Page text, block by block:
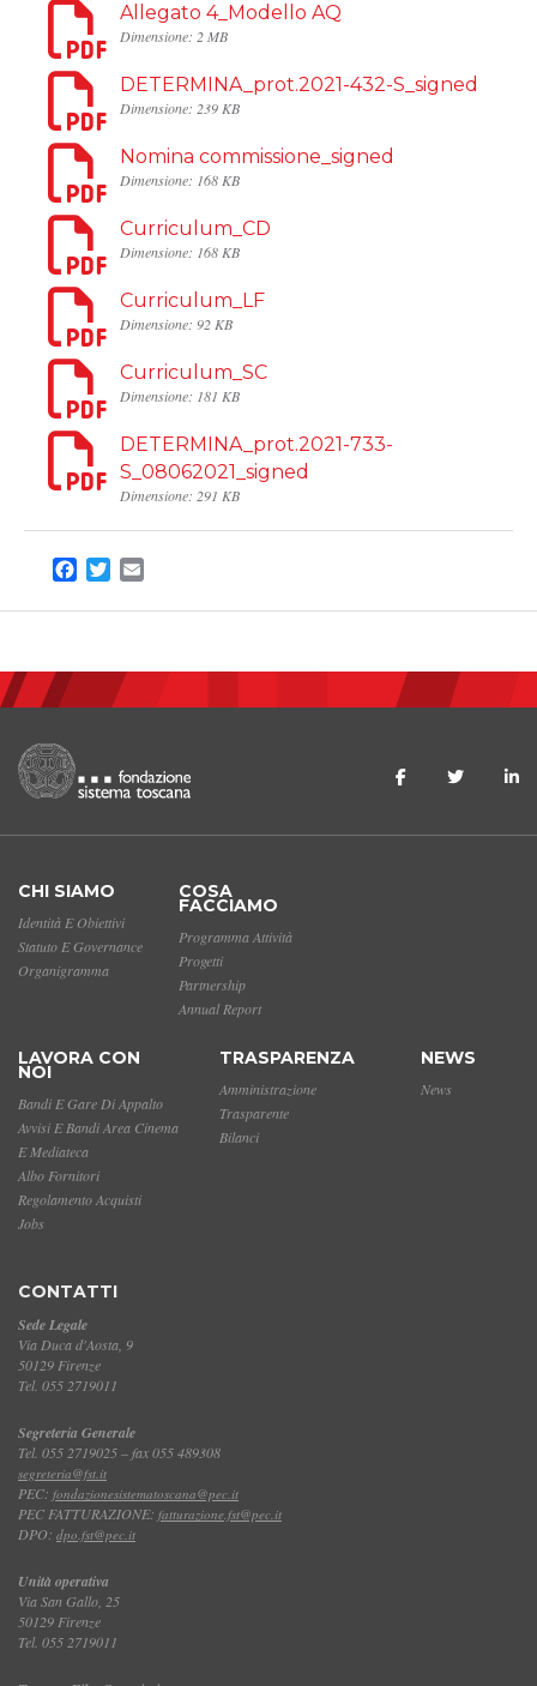
Allegato 4_Modello AQ
Dimensione: 2 MB
DETERMINA_prot.2021-432-S_signed
Dimensione: 239 KB
Nomina commissione_signed
Dimensione: 168 KB
Curriculum_CD
Dimensione: 168 KB
Curriculum_LF
Dimensione: 92 KB
Curriculum_SC
Dimensione: 181 KB
DETERMINA_prot.2021-733-
S_08062021_signed
Dimensione: 291 KB
Facebook
Twitter
CHI SIAMO
Identità E Obiettivi
Statuto E Governance
Organigramma
COSA
FACCIAMO
Programma Attività
Progetti
Partnership
Annual Report
LAVORA CON
NOI
Bandi E Gare Di Appalto
Avvisi E Bandi Area Cinema
E Mediateca
Albo Fornitori
Regolamento Acquisti
Jobs
TRASPARENZA
Amministrazione
Trasparente
Bilanci
NEWS
News
CONTATTI
Sede Legale
Via Duca d'Aosta, 9
50129 Firenze
Tel. 055 2719011
Segreteria Generale
Tel. 055 2719025 – fax 055 489308
segreteria@fst.it
PEC: fondazionesistematoscana@pec.it
PEC FATTURAZIONE: fatturazione.fst@pec.it
DPO: dpo.fst@pec.it
Unità operativa
Via San Gallo, 25
50129 Firenze
Tel. 055 2719011